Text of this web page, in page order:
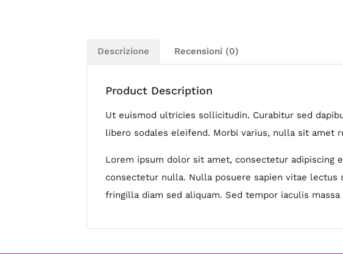
Descrizione Recensioni (0)
Product Description
Ut euismod ultricies sollicitudin. Curabitur sed
libero sodales eleifend. Morbi varius, nulla sit
Lorem ipsum dolor sit amet, consectetur adipiscing
consectetur nulla. Nulla posuere sapien vitae
fringilla diam sed aliquam. Sed tempor iaculis